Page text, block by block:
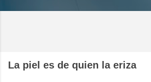
La piel es de quien la eriza